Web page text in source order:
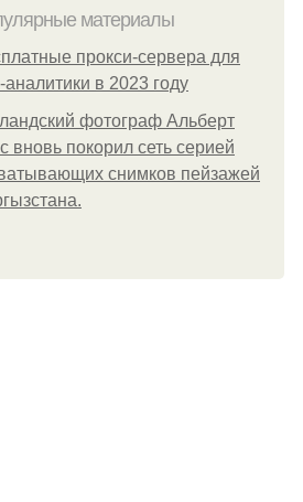
материалы
прокси-сервера для
аналитики в 2023 году
фотограф Альберт
вновь покорил сеть серией
снимков пейзажей